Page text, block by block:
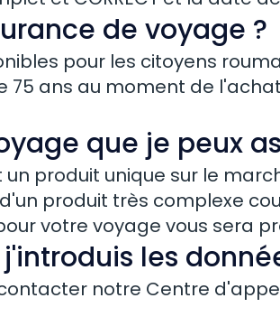
de voyage ?
pour les citoyens
75 ans au moment de
que je peux
produit unique sur le
produit très complexe
votre voyage vous sera
les
notre Centre